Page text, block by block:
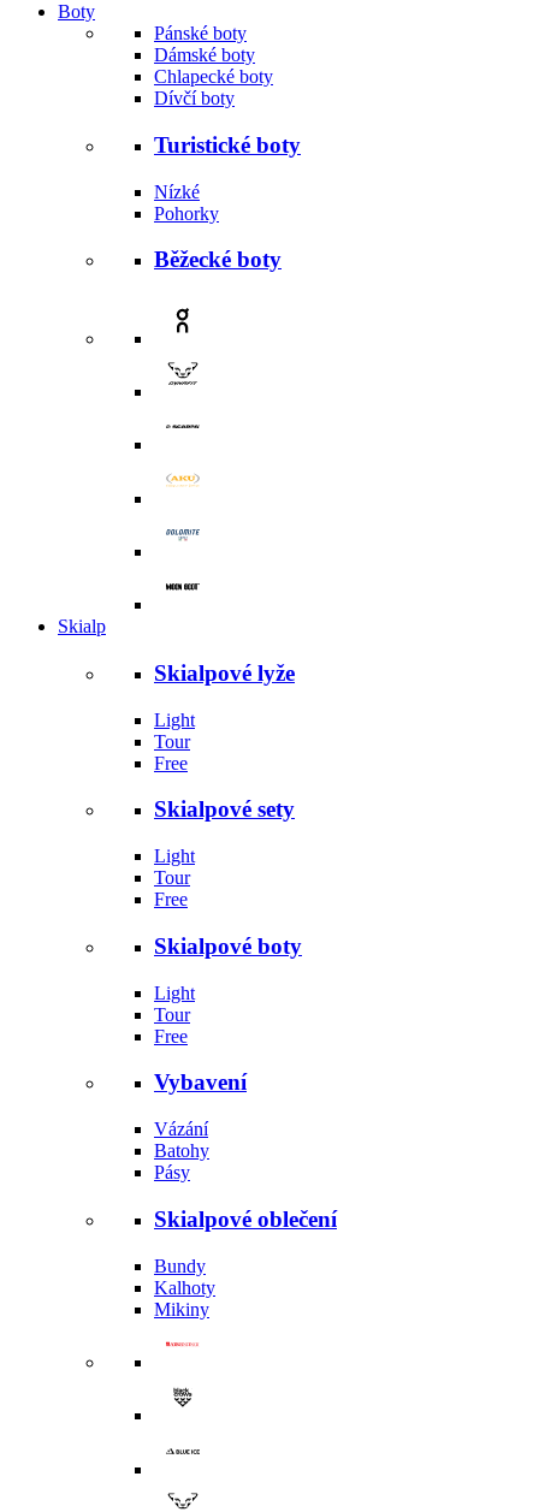
Boty
Pánské boty
Dámské boty
Chlapecké boty
Dívčí boty
Turistické boty
Nízké
Pohorky
Běžecké boty
Skialp
Skialpové lyže
Light
Tour
Free
Skialpové sety
Light
Tour
Free
Skialpové boty
Light
Tour
Free
Vybavení
Vázání
Batohy
Pásy
Skialpové oblečení
Bundy
Kalhoty
Mikiny